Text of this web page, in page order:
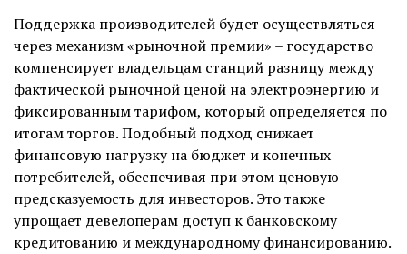
Поддержка производителей будет осуществляться
через механизм «рыночной премии» – государство
компенсирует владельцам станций разницу между
фактической рыночной ценой на электроэнергию и
фиксированным тарифом, который определяется по
итогам торгов. Подобный подход снижает
финансовую нагрузку на бюджет и конечных
потребителей, обеспечивая при этом ценовую
предсказуемость для инвесторов. Это также
упрощает девелоперам доступ к банковскому
кредитованию и международному финансированию.